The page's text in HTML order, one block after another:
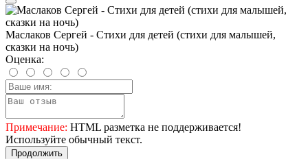
Маслаков Сергей - Стихи для детей (стихи для малышей,
сказки на ночь)
Оценка:
Примечание: HTML разметка не поддерживается!
Используйте обычный текст.
Продолжить